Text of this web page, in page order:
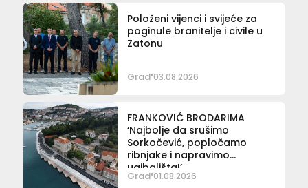
Položeni vijenci i svijeće za
poginule branitelje i civile u
Zatonu
Grad 03.08.2026
FRANKOVIĆ BRODARIMA
‘Najbolje da srušimo
Sorkočević, popločamo
ribnjake i napravimo
ugibališta!’
Grad 01.08.2026